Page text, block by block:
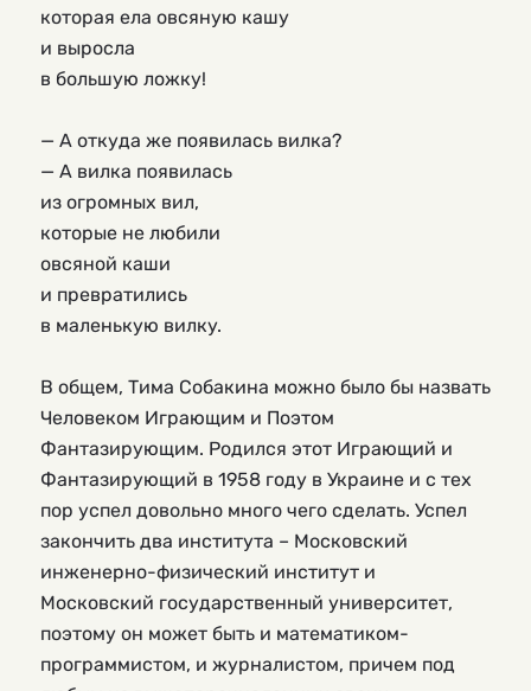
которая ела овсяную кашу
и выросла
в большую ложку!
— А откуда же появилась вилка?
— А вилка появилась
из огромных вил,
которые не любили
овсяной каши
и превратились
в маленькую вилку.
В общем, Тима Собакина можно было бы назвать
Человеком Играющим и Поэтом
Фантазирующим. Родился этот Играющий и
Фантазирующий в 1958 году в Украине и с тех
пор успел довольно много чего сделать. Успел
закончить два института – Московский
инженерно-физический институт и
Московский государственный университет,
поэтому он может быть и математиком-
программистом, и журналистом, причем под